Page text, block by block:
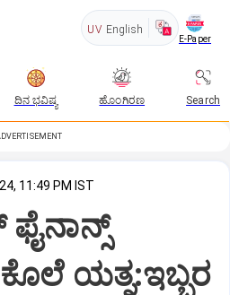
UV English
E-Paper
ದಿನ ಭವಿಷ್ಯ ಹೊಂಗಿರಣ Search
11:49 PM IST
ಕೊಲೆ ಯತ್ನ:ಇಬ್ಬರ